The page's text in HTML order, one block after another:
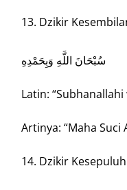
Dzikir
سُبْحَانَ اللَّهِ وَبِحَمْدِهِ
Latin:
Artinya: “Maha
Dzikir Kesepuluh